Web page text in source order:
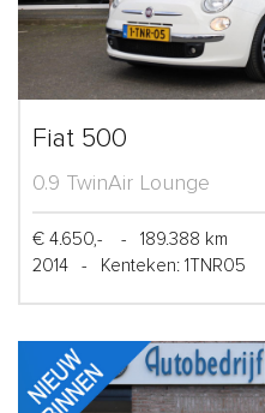
Fiat 500
0.9 TwinAir Lounge
€ 4.650,- -
189.388 km
2014
- Kenteken: 1TNR05